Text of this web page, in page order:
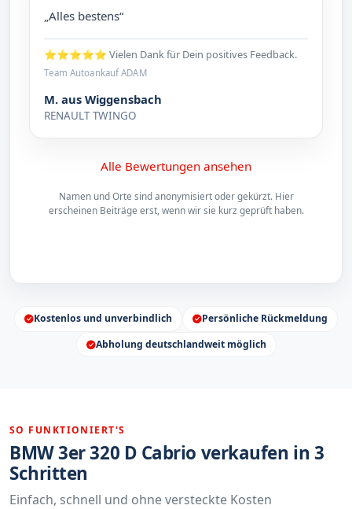
„Alles bestens“
⭐⭐⭐⭐⭐ Vielen Dank für Dein positives Feedback.
Team Autoankauf ADAM
M. aus Wiggensbach
RENAULT TWINGO
Alle Bewertungen ansehen
Namen und Orte sind anonymisiert oder gekürzt. Hier
erscheinen Beiträge erst, wenn wir sie kurz geprüft haben.
Kostenlos und unverbindlich
Persönliche Rückmeldung
Abholung deutschlandweit möglich
SO FUNKTIONIERT'S
BMW 3er 320 D Cabrio verkaufen in 3
Schritten
Einfach, schnell und ohne versteckte Kosten